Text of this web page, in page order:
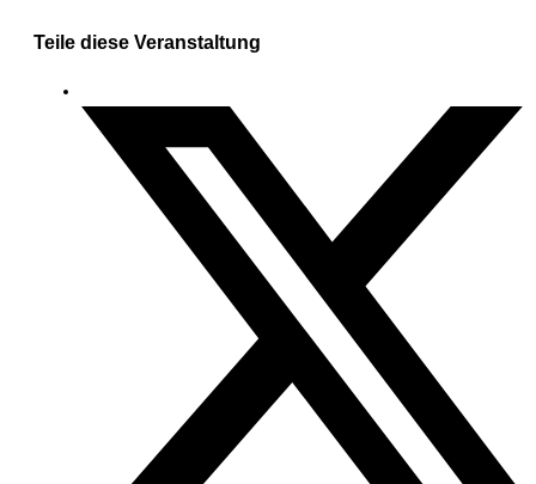
Teile diese Veranstaltung